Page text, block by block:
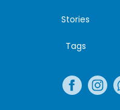
Stories
Tags